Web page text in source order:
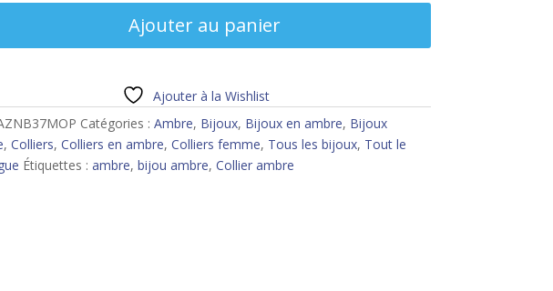
Ajouter au panier
Ajouter à la Wishlist
Catégories : Ambre, Bijoux, Bijoux en ambre, Bijoux
, Colliers, Colliers en ambre, Colliers femme, Tous les bijoux, Tout le
Étiquettes : ambre, bijou ambre, Collier ambre